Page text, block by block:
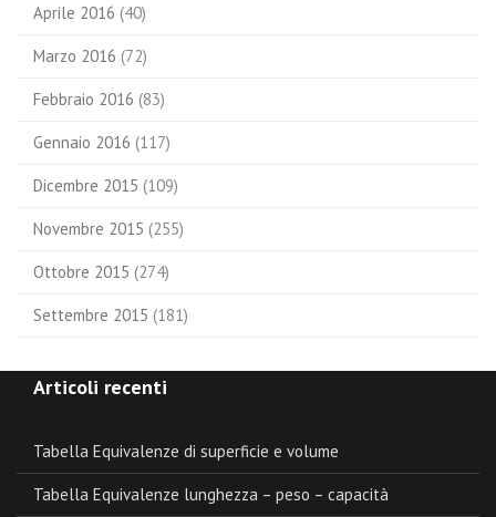
Aprile 2016 (40)
Marzo 2016 (72)
Febbraio 2016 (83)
Gennaio 2016 (117)
Dicembre 2015 (109)
Novembre 2015 (255)
Ottobre 2015 (274)
Settembre 2015 (181)
Articoli recenti
Tabella Equivalenze di superficie e volume
Tabella Equivalenze lunghezza – peso – capacità